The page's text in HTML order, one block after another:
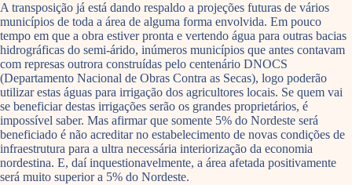
A transposição já está dando respaldo a projeções futuras de vários
municípios de toda a área de alguma forma envolvida. Em pouco
tempo em que a obra estiver pronta e vertendo água para outras bacias
hidrográficas do semi-árido, inúmeros municípios que antes contavam
com represas outrora construídas pelo centenário DNOCS
(Departamento Nacional de Obras Contra as Secas), logo poderão
utilizar estas águas para irrigação dos agricultores locais. Se quem vai
se beneficiar destas irrigações serão os grandes proprietários, é
impossível saber. Mas afirmar que somente 5% do Nordeste será
beneficiado é não acreditar no estabelecimento de novas condições de
infraestrutura para a ultra necessária interiorização da economia
nordestina. E, daí inquestionavelmente, a área afetada positivamente
será muito superior a 5% do Nordeste.